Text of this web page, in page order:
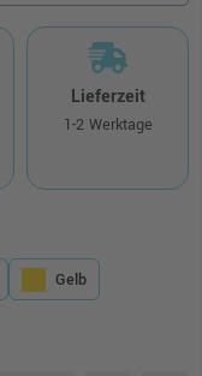
Lieferzeit
1-2 Werktage
Gelb